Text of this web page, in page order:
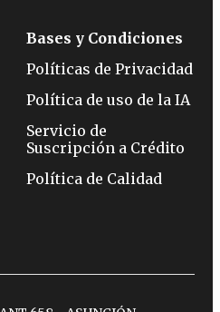
Bases y Condiciones
Políticas de Privacidad
Política de uso de la IA
Servicio de
Suscripción a Crédito
Política de Calidad